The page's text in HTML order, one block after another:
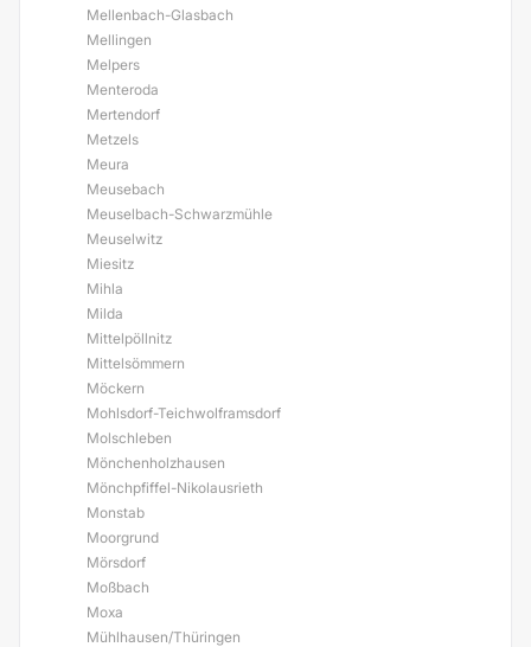
Mellenbach-Glasbach
Mellingen
Melpers
Menteroda
Mertendorf
Metzels
Meura
Meusebach
Meuselbach-Schwarzmühle
Meuselwitz
Miesitz
Mihla
Milda
Mittelpöllnitz
Mittelsömmern
Möckern
Mohlsdorf-Teichwolframsdorf
Molschleben
Mönchenholzhausen
Mönchpfiffel-Nikolausrieth
Monstab
Moorgrund
Mörsdorf
Moßbach
Moxa
Mühlhausen/Thüringen